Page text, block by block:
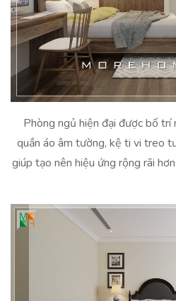
Phòng ngủ hiện đại được bố
quần áo âm tường, kệ ti vi treo
giúp tạo nên hiệu ứng rộng rãi